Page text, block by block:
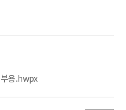
용.hwpx